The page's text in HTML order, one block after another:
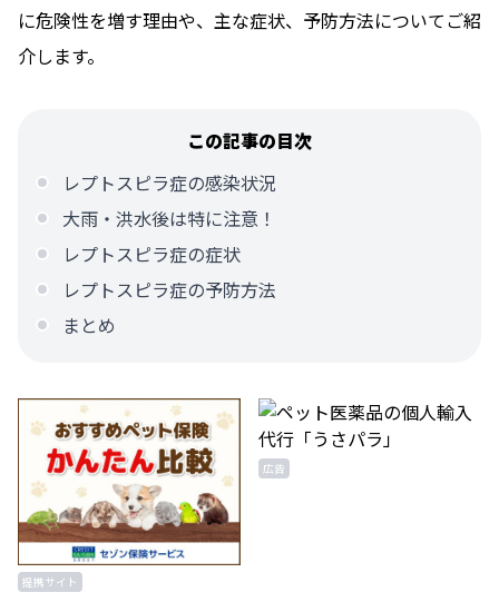
に危険性を増す理由や、主な症状、予防方法についてご紹
介します。
この記事の目次
レプトスピラ症の感染状況
大雨・洪水後は特に注意！
レプトスピラ症の症状
レプトスピラ症の予防方法
まとめ
提携サイト
広告